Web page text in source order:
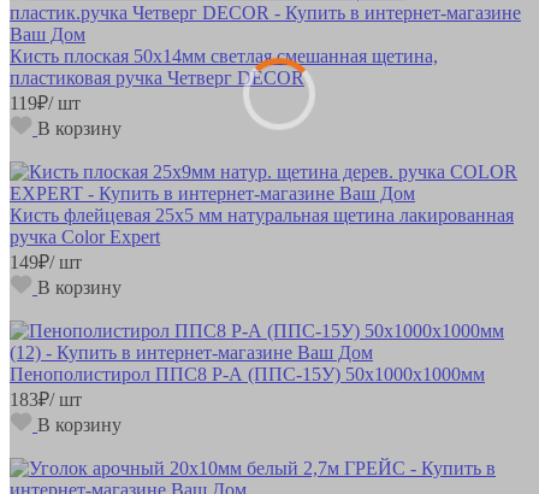
Кисть плоская 50х14мм светлая смешанная щетина,
пластиковая ручка Четверг DÉCOR
119₽/ шт
В корзину
Кисть флейцевая 25х5 мм натуральная щетина лакированная
ручка Color Expert
149₽/ шт
В корзину
Пенополистирол ППС8 Р-А (ППС-15У) 50х1000х1000мм
183₽/ шт
В корзину